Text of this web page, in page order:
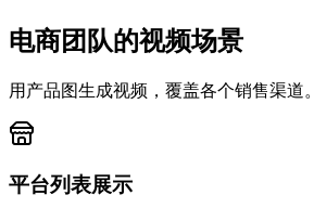
电商团队的视频场景
用产品图生成视频，覆盖各个销售渠道。
平台列表展示